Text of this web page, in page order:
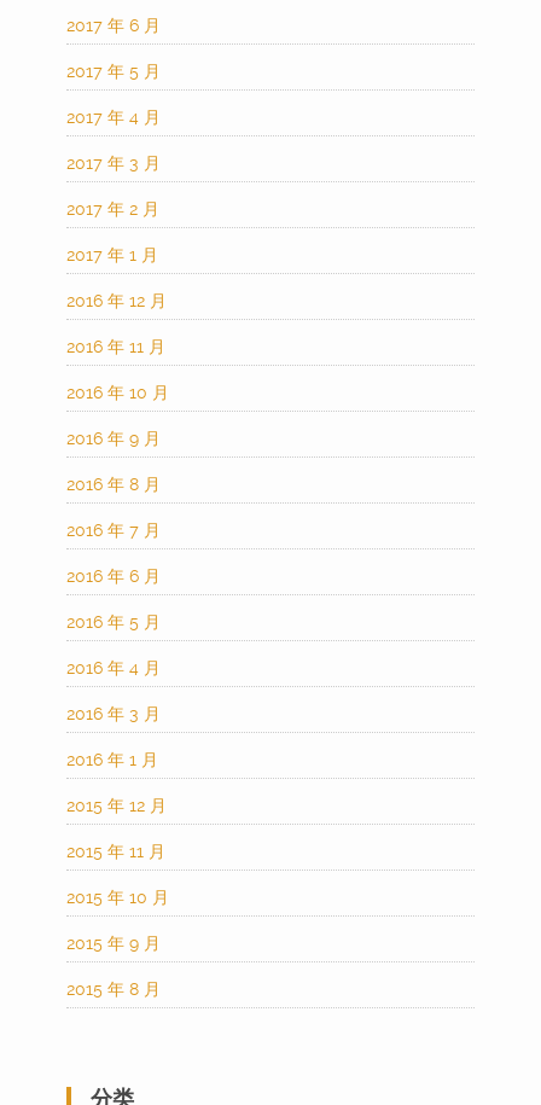
2017 年 6 月
2017 年 5 月
2017 年 4 月
2017 年 3 月
2017 年 2 月
2017 年 1 月
2016 年 12 月
2016 年 11 月
2016 年 10 月
2016 年 9 月
2016 年 8 月
2016 年 7 月
2016 年 6 月
2016 年 5 月
2016 年 4 月
2016 年 3 月
2016 年 1 月
2015 年 12 月
2015 年 11 月
2015 年 10 月
2015 年 9 月
2015 年 8 月
分类